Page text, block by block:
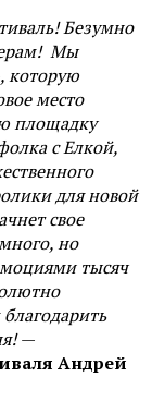
Безумно
Мы
которую
место
площадку
с Елкой,
для новой
свое
но
тысяч
—
Андрей